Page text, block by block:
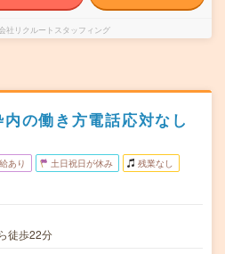
社リクルートスタッフィング
の働き方電話応対なし
あり 土日祝日が休み 残業なし
徒歩22分